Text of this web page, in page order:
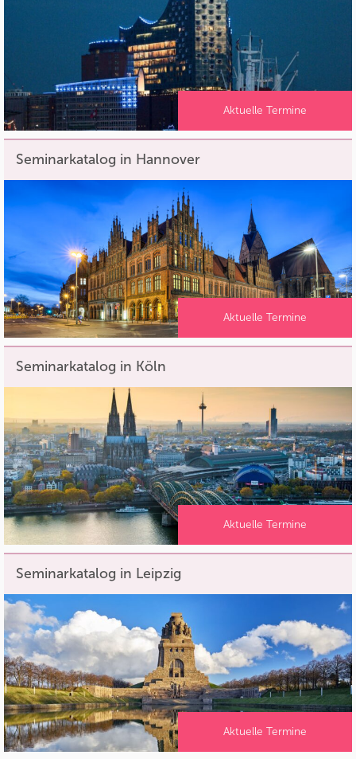
Aktuelle Termine
Seminarkatalog in Hannover
Aktuelle Termine
Seminarkatalog in Köln
Aktuelle Termine
Seminarkatalog in Leipzig
Aktuelle Termine